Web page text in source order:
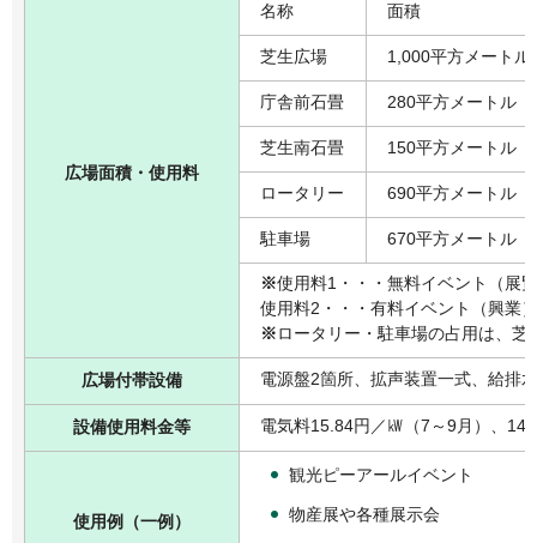
広場面積・使用料
名称 面積
芝生広場 1,000平方メートル
庁舎前石畳 280平方メートル
芝生南石畳 150平方メートル
ロータリー 690平方メートル
駐車場 670平方メートル
※使用料1・・・無料イベント（展
使用料2・・・有料イベント（興業）
※ロータリー・駐車場の占用は、芝
広場付帯設備 電源盤2箇所、拡声装置一式、給排
設備使用料金等 電気料15.84円／㎾（7～9月）、
使用例（一例）
観光ピーアールイベント
物産展や各種展示会